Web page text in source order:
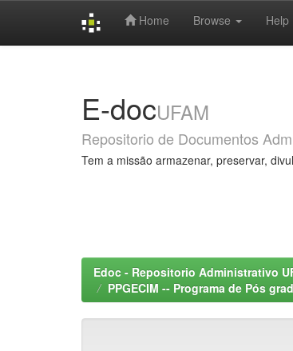
Home Browse Help
E-docUFAM
Repositorio de Documentos
Tem a missão armazenar, preservar,
Edoc - Repositorio Administrativo
PPGECIM -- Programa de Pós